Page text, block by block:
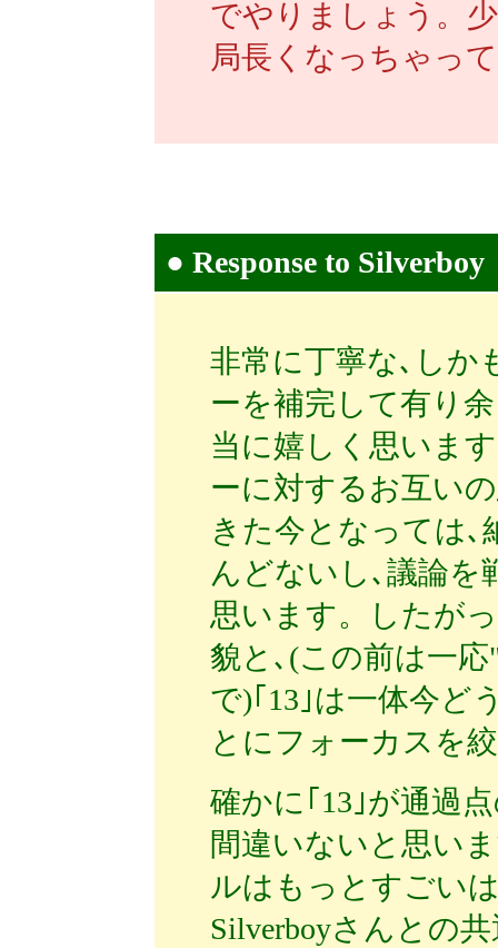
でやりましょう。
局長くなっちゃっ
● Response to Silverboy
非常に丁寧な､しか
ーを補完して有り
当に嬉しく思いま
ーに対するお互い
きた今となっては
んどないし､議論を
思います。したが
貌と､(この前は一
で)｢13｣は一体今ど
とにフォーカスを
確かに｢13｣が通過
間違いないと思い
ルはもっとすごい
Silverboyさんとの